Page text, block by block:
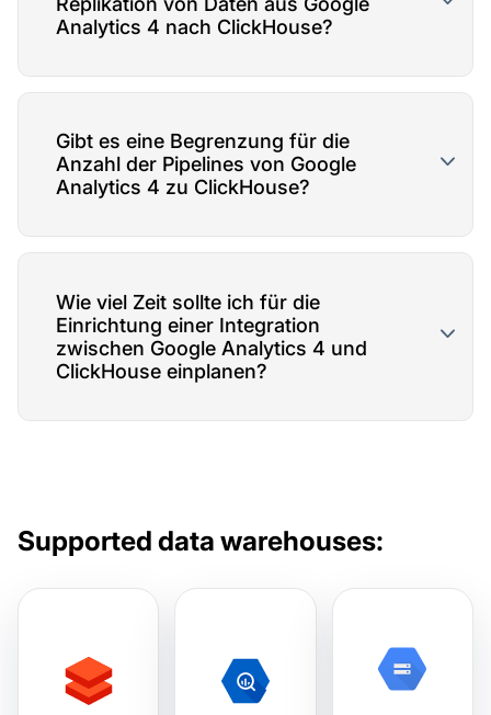
Analytics 4 nach ClickHouse?
Gibt es eine Begrenzung für die
Anzahl der Pipelines von Google
Analytics 4 zu ClickHouse?
Wie viel Zeit sollte ich für die
Einrichtung einer Integration
zwischen Google Analytics 4 und
ClickHouse einplanen?
Supported data warehouses: